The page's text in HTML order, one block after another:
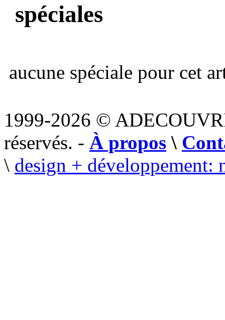
spéciales
aucune spéciale pour cet
1999-2026 ©
réservés. - À propos \
\ design + développement: